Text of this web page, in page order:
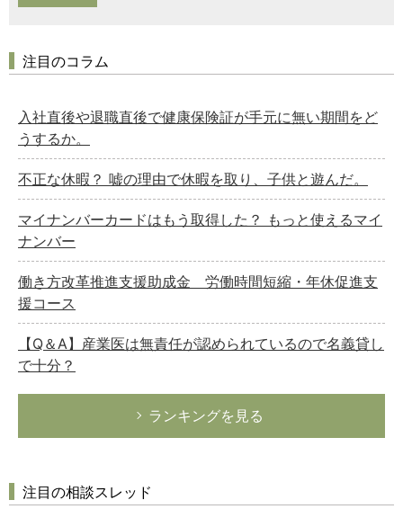
注目のコラム
入社直後や退職直後で健康保険証が手元に無い期間をど
うするか。
不正な休暇？ 嘘の理由で休暇を取り、子供と遊んだ。
マイナンバーカードはもう取得した？ もっと使えるマイ
ナンバー
働き方改革推進支援助成金 労働時間短縮・年休促進支
援コース
【Q＆A】産業医は無責任が認められているので名義貸し
で十分？
ランキングを見る
注目の相談スレッド